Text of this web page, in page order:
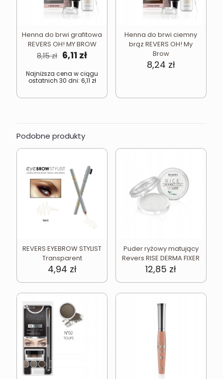
Henna do brwi grafitowa
REVERS OH! MY BROW
8,15zł Pierwotna
wynosiła:
8,15 zł.
6,11 złAktualna
wynosi:
6,11 zł.
Najniższa cena w ciągu
ostatnich 30 dni: 6,11 zł
Henna do brwi ciemny
brąz REVERS OH! My
Brow
8,24 zł
Podobne produkty
REVERS EYEBROW STYLIST
Transparent
4,94 zł
Puder ryżowy matujący
Revers RISE DERMA FIXER
12,85 zł